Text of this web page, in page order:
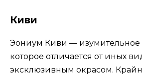
Киви
Эониум Киви — изумительное
которое отличается от иных
эксклюзивным окрасом.